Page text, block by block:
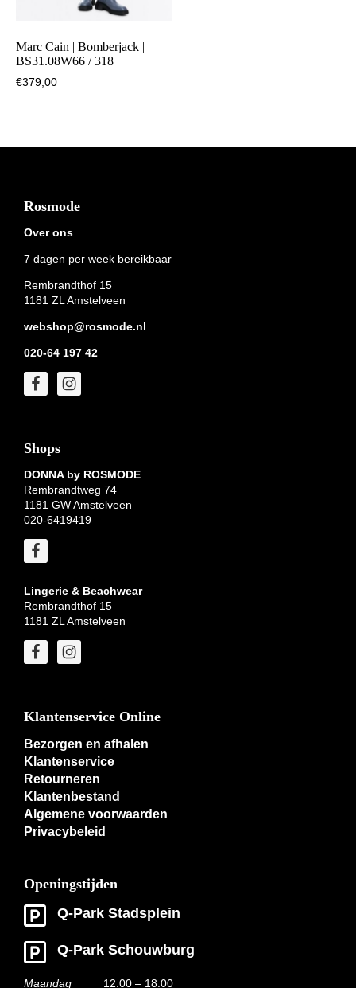
Marc Cain | Bomberjack |
BS31.08W66 / 318
€379,00
Footer
Rosmode
Over ons
7 dagen per week bereikbaar
Rembrandthof 15
1181 ZL Amstelveen
webshop@rosmode.nl
020-64 197 42
Shops
DONNA by ROSMODE
Rembrandtweg 74
1181 GW Amstelveen
020-6419419
Lingerie & Beachwear
Rembrandthof 15
1181 ZL Amstelveen
Klantenservice Online
Bezorgen en afhalen
Klantenservice
Retourneren
Klantenbestand
Algemene voorwaarden
Privacybeleid
Openingstijden
Q-Park Stadsplein
Q-Park Schouwburg
Maandag 12:00 – 18:00